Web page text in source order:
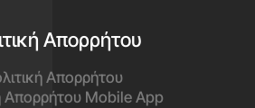
Απορρήτου
Απορρήτου
Απορρήτου Mobile App